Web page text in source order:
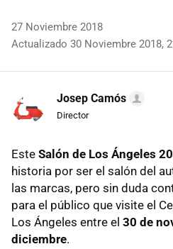
27 Noviembre 2018
Actualizado 30 Noviembre 2018,
Josep Camós
Director
Este Salón de Los Ángeles
historia por ser el salón del
las marcas, pero sin duda
para el público que visite el
Los Ángeles entre el 30 de
diciembre.